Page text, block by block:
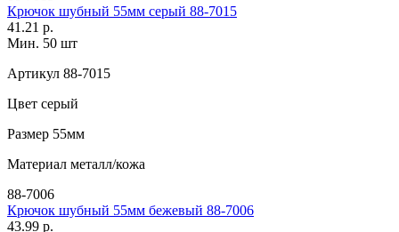
Крючок шубный 55мм серый 88-7015
41.21 р.
Мин. 50 шт
Артикул 88-7015
Цвет серый
Размер 55мм
Материал металл/кожа
88-7006
Крючок шубный 55мм бежевый 88-7006
43.99 р.